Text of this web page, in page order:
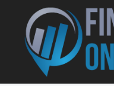
springen